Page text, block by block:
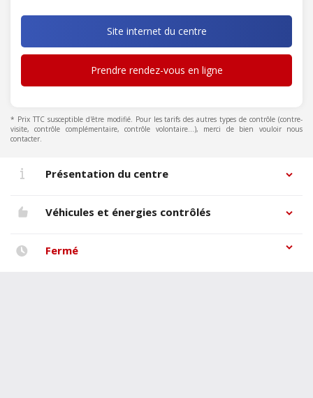
Site internet du centre
Prendre rendez-vous en ligne
* Prix TTC susceptible d'être modifié. Pour les tarifs des autres types de contrôle (contre-
visite, contrôle complémentaire, contrôle volontaire...), merci de bien vouloir nous
contacter.
Présentation du centre
Véhicules et énergies contrôlés
Fermé